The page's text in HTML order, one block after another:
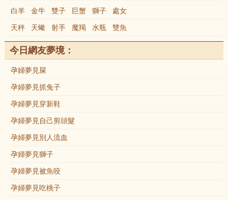
白羊 金牛 雙子 巨蟹 獅子 處女
天秤 天蠍 射手 魔羯 水瓶 雙魚
今日網友夢境：
孕婦夢見屎
孕婦夢見抓兔子
孕婦夢見穿新鞋
孕婦夢見自己剪頭髮
孕婦夢見別人流血
孕婦夢見獅子
孕婦夢見被魚咬
孕婦夢見吃桃子